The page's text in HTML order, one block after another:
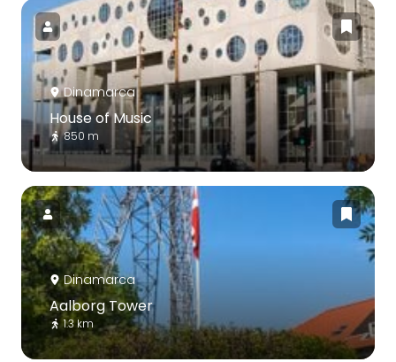
Dinamarca
House of Music
850 m
Dinamarca
Aalborg Tower
1.3 km